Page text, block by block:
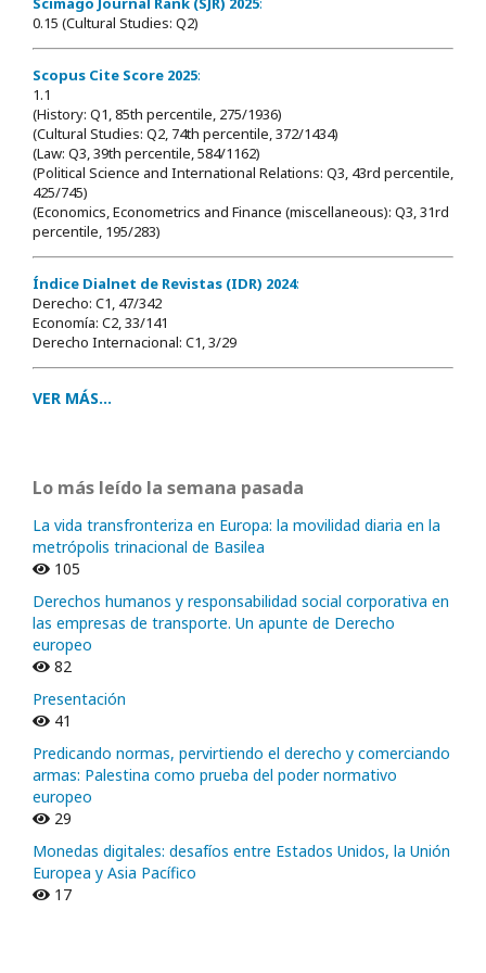
0.15 (Cultural Studies: Q2)
Scopus Cite Score 2025:
1.1
(History: Q1, 85th percentile, 275/1936)
(Cultural Studies: Q2, 74th percentile, 372/1434)
(Law: Q3, 39th percentile, 584/1162)
(Political Science and International Relations: Q3, 43rd percentile,
425/745)
(Economics, Econometrics and Finance (miscellaneous): Q3, 31rd
percentile, 195/283)
Índice Dialnet de Revistas (IDR) 2024:
Derecho: C1, 47/342
Economía: C2, 33/141
Derecho Internacional: C1, 3/29
VER MÁS...
Lo más leído la semana pasada
La vida transfronteriza en Europa: la movilidad diaria en la
metrópolis trinacional de Basilea
105
Derechos humanos y responsabilidad social corporativa en
las empresas de transporte. Un apunte de Derecho
europeo
82
Presentación
41
Predicando normas, pervirtiendo el derecho y comerciando
armas: Palestina como prueba del poder normativo
europeo
29
Monedas digitales: desafíos entre Estados Unidos, la Unión
Europea y Asia Pacífico
17